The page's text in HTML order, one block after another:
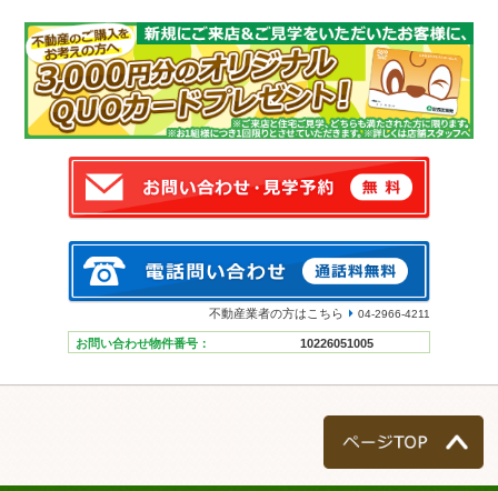
不動産業者の方はこちら 04-2966-4211
お問い合わせ物件番号： 10226051005